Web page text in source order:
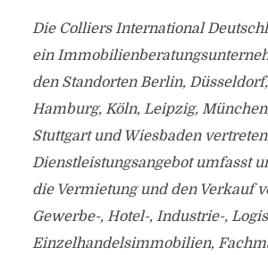
Die Colliers International
ein
den Standorten Berlin,
Hamburg, Köln, Leipzig,
Stuttgart und Wiesbaden
Dienstleistungsangebot umfasst
die Vermietung und den Verkauf
Gewerbe-, Hotel-, Industrie-,
Einzelhandelsimmobilien,